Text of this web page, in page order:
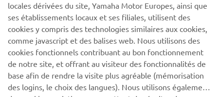
1/ 2
SITE OFFICIEL DE WHALY
locales dérivées du site, Yamaha Motor Europes, ainsi que
ses établissements locaux et ses filiales, utilisent des
cookies y compris des technologies similaires aux cookies,
comme javascript et des balises web. Nous utilisons des
cookies fonctionnels contribuant au bon fonctionnement
de notre site, et offrant au visiteur des fonctionnalités de
base afin de rendre la visite plus agréable (mémorisation
des logins, le choix des langues). Nous utilisons également